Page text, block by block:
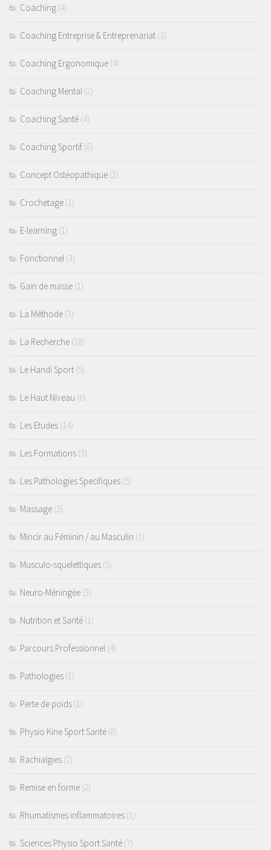
Coaching (4)
Coaching Entreprise & Entreprenariat (3)
Coaching Ergonomique (4)
Coaching Mental (2)
Coaching Santé (4)
Coaching Sportif (6)
Concept Ostéopathique (2)
Crochetage (1)
E-learning (1)
Fonctionnel (3)
Gain de masse (1)
La Méthode (3)
La Recherche (18)
Le Handi Sport (5)
Le Haut Niveau (6)
Les Etudes (14)
Les Formations (3)
Les Pathologies Specifiques (5)
Massage (3)
Mincir au Féminin / au Masculin (1)
Musculo-squelettiques (5)
Neuro-Méningée (3)
Nutrition et Santé (1)
Parcours Professionnel (4)
Pathologies (1)
Perte de poids (1)
Physio Kine Sport Santé (8)
Rachialgies (2)
Remise en forme (2)
Rhumatismes inflammatoires (1)
Sciences Physio Sport Santé (7)